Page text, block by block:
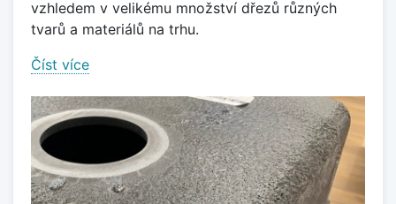
vzhledem v velikému množství dřezů různých
tvarů a materiálů na trhu.
Číst více